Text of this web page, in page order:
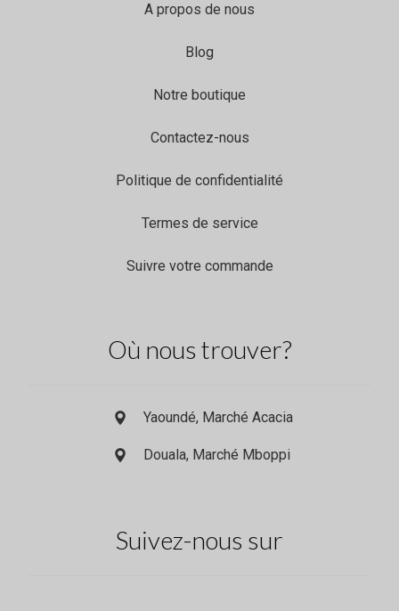
A propos de nous
Blog
Notre boutique
Contactez-nous
Politique de confidentialité
Termes de service
Suivre votre commande
Où nous trouver?
Yaoundé, Marché Acacia
Douala, Marché Mboppi
Suivez-nous sur